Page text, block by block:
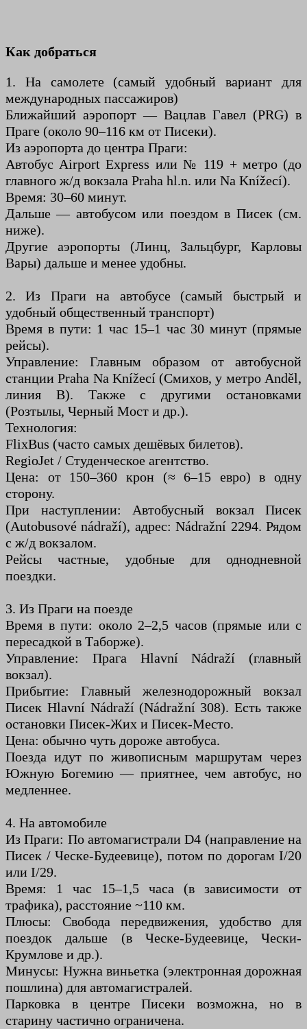
Как добраться
1. На самолете (самый удобный вариант для
международных пассажиров)
Ближайший аэропорт — Вацлав Гавел (PRG) в
Праге (около 90–116 км от Писеки).
Из аэропорта до центра Праги:
Автобус Airport Express или № 119 + метро (до
главного ж/д вокзала Praha hl.n. или Na Knížecí).
Время: 30–60 минут.
Дальше — автобусом или поездом в Писек (см.
ниже).
Другие аэропорты (Линц, Зальцбург, Карловы
Вары) дальше и менее удобны.
2. Из Праги на автобусе (самый быстрый и
удобный общественный транспорт)
Время в пути: 1 час 15–1 час 30 минут (прямые
рейсы).
Управление: Главным образом от автобусной
станции Praha Na Knížecí (Смихов, у метро Anděl,
линия B). Также с другими остановками
(Розтылы, Черный Мост и др.).
Технология:
FlixBus (часто самых дешёвых билетов).
RegioJet / Студенческое агентство.
Цена: от 150–360 крон (≈ 6–15 евро) в одну
сторону.
При наступлении: Автобусный вокзал Писек
(Autobusové nádraží), адрес: Nádražní 2294. Рядом
с ж/д вокзалом.
Рейсы частные, удобные для однодневной
поездки.
3. Из Праги на поезде
Время в пути: около 2–2,5 часов (прямые или с
пересадкой в ​​Таборже).
Управление: Прага Hlavní Nádraží (главный
вокзал).
Прибытие: Главный железнодорожный вокзал
Писек Hlavní Nádraží (Nádražní 308). Есть также
остановки Писек-Жих и Писек-Место.
Цена: обычно чуть дороже автобуса.
Поезда идут по живописным маршрутам через
Южную Богемию — приятнее, чем автобус, но
медленнее.
4. На автомобиле
Из Праги: По автомагистрали D4 (направление на
Писек / Ческе-Будеевице), потом по дорогам I/20
или I/29.
Время: 1 час 15–1,5 часа (в зависимости от
трафика), расстояние ~110 км.
Плюсы: Свобода передвижения, удобство для
поездок дальше (в Ческе-Будеевице, Чески-
Крумлове и др.).
Минусы: Нужна виньетка (электронная дорожная
пошлина) для автомагистралей.
Парковка в центре Писеки возможна, но в
старину частично ограничена.